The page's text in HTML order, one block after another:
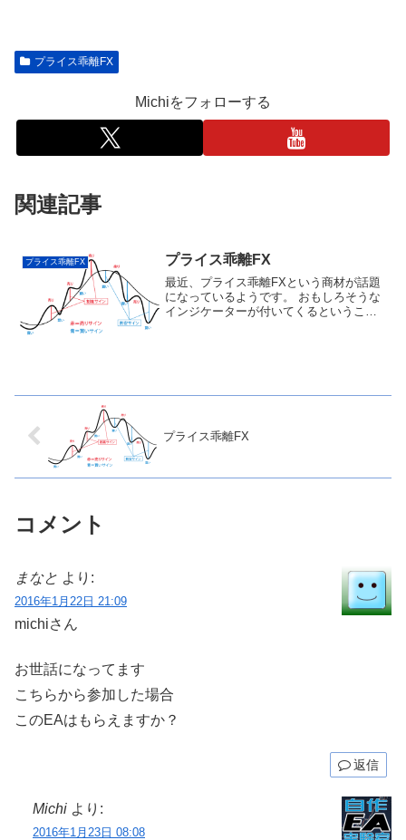
プライス乖離FX
Michiをフォローする
関連記事
プライス乖離FX プライス乖離FX
最近、プライス乖離FXという商材が話題
になっているようです。 おもしろそうな
インジケーターが付いてくるということ
プライス乖離FX
コメント
まなと より:
2016年1月22日 21:09
michiさん
お世話になってます
こちらから参加した場合
このEAはもらえますか？
返信
Michi より:
2016年1月23日 08:08